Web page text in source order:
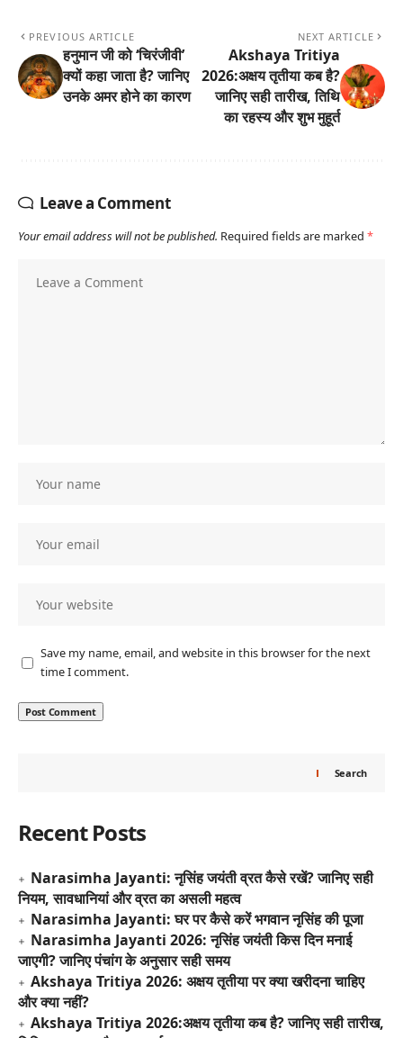
PREVIOUS ARTICLE
हनुमान जी को ‘चिरंजीवी’
क्यों कहा जाता है? जानिए
उनके अमर होने का कारण
NEXT ARTICLE
Akshaya Tritiya
2026:अक्षय तृतीया कब है?
जानिए सही तारीख, तिथि
का रहस्य और शुभ मुहूर्त
Leave a Comment
Your email address will not be published. Required fields are marked *
Save my name, email, and website in this browser for the next
time I comment.
Search
Recent Posts
Narasimha Jayanti: नृसिंह जयंती व्रत कैसे रखें? जानिए सही
नियम, सावधानियां और व्रत का असली महत्व
Narasimha Jayanti: घर पर कैसे करें भगवान नृसिंह की पूजा
Narasimha Jayanti 2026: नृसिंह जयंती किस दिन मनाई
जाएगी? जानिए पंचांग के अनुसार सही समय
Akshaya Tritiya 2026: अक्षय तृतीया पर क्या खरीदना चाहिए
और क्या नहीं?
Akshaya Tritiya 2026:अक्षय तृतीया कब है? जानिए सही तारीख,